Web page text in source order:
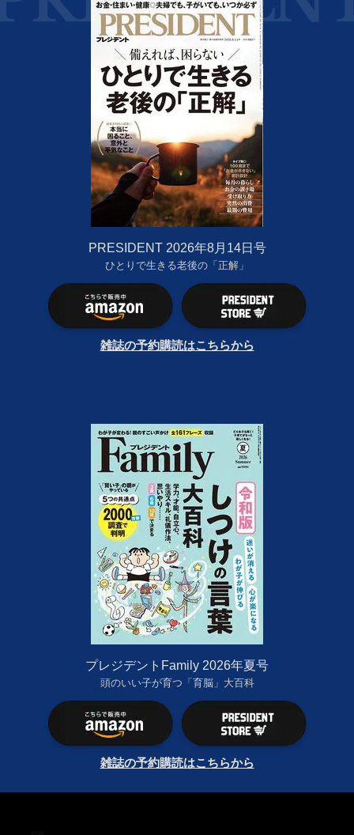
PRESIDENT 2026年8月14日号
ひとりで生きる老後の「正解」
雑誌の予約購読はこちらから
プレジデントFamily 2026年夏号
頭のいい子が育つ「育脳」大百科
雑誌の予約購読はこちらから